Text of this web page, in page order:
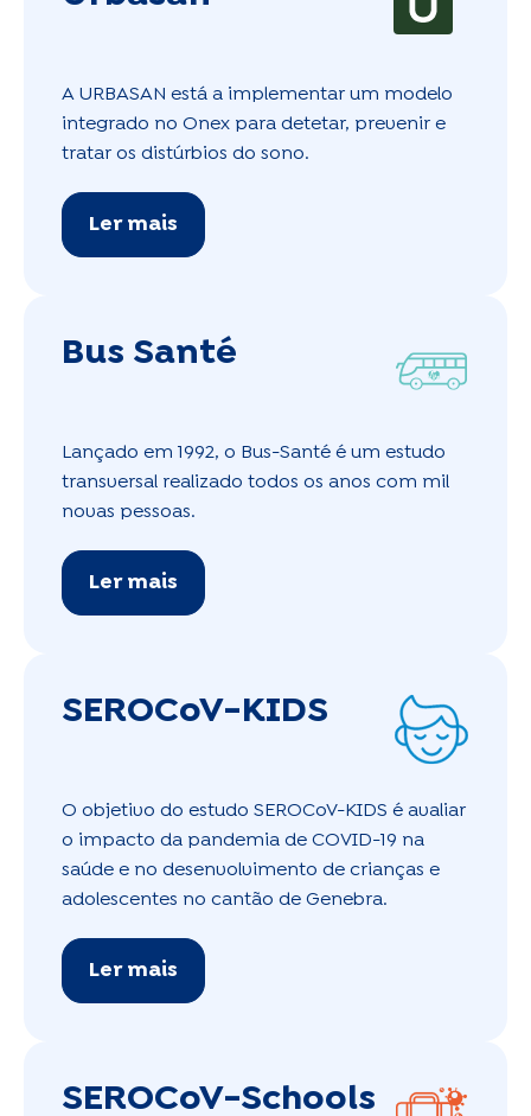
A URBASAN está a implementar um modelo
integrado no Onex para detetar, prevenir e
tratar os distúrbios do sono.
Ler mais
Bus Santé
Lançado em 1992, o Bus-Santé é um estudo
transversal realizado todos os anos com mil
novas pessoas.
Ler mais
SEROCoV-KIDS
O objetivo do estudo SEROCoV-KIDS é avaliar
o impacto da pandemia de COVID-19 na
saúde e no desenvolvimento de crianças e
adolescentes no cantão de Genebra.
Ler mais
SEROCoV-Schools